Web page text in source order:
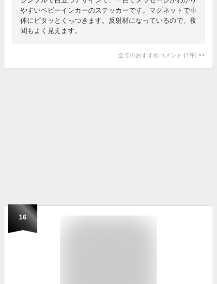
やすいベビーインカーのステッカーです。マグネットで車
体にピタッとくっつきます。反射材になっているので、夜
間もよく見えます。
全てのおすすめコメント (1 件) >
16